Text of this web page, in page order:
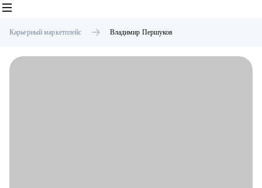
Карьерный маркетплейс Владимир Першуков